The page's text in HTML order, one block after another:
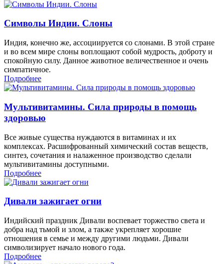
Символы Индии. Слоны
Индия, конечно же, ассоциируется со слонами. В этой стране
и во всем мире слоны воплощают собой мудрость, доброту и
спокойную силу. Данное животное величественное и очень
симпатичное.
Подробнее
Мультивитамины. Сила природы в помощь
здоровью
Все живые существа нуждаются в витаминах и их
комплексах. Расшифрованный химический состав веществ,
синтез, сочетания и налаженное производство сделали
мультивитамины доступными.
Подробнее
Дивали зажигает огни
Индийский праздник Дивали воспевает торжество света и
добра над тьмой и злом, а также укрепляет хорошие
отношения в семье и между другими людьми. Дивали
символизирует начало нового года.
Подробнее